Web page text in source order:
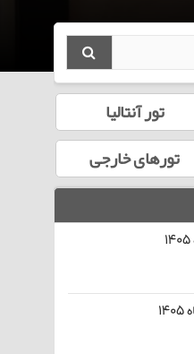
تور آنتالیا
تورهای خارجی